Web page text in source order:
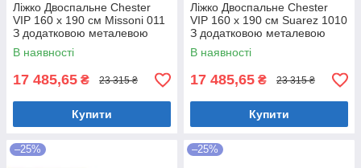
Ліжко Двоспальне Chester
VIP 160 х 190 см Missoni 011
З додатковою металевою
цільнозварною рамою
Темно-коричневий
В наявності
17 485,65 ₴ 23 315 ₴
Купити
Ліжко Двоспальне Chester
VIP 160 х 190 см Suarez 1010
З додатковою металевою
цільнозварною рамою
Коричневий
В наявності
17 485,65 ₴ 23 315 ₴
Купити
–25% –25%